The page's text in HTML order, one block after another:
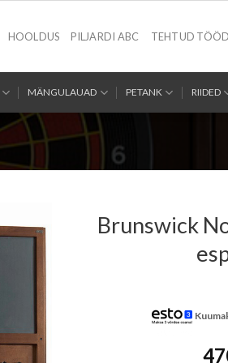
HOOLDUS PILJARDI ABC TEHTUD TÖÖD
MÄNGULAUAD PETANK RIIDED
Brunswick